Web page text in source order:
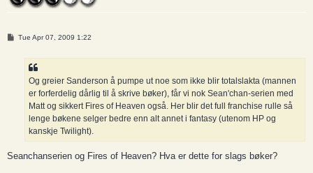
PTue Apr 07, 2009 1:22
Og greier Sanderson å pumpe ut noe som ikke blir totalslakta (mannen
er forferdelig dårlig til å skrive bøker), får vi nok Sean'chan-serien med
Matt og sikkert Fires of Heaven også. Her blir det full franchise rulle så
lenge bøkene selger bedre enn alt annet i fantasy (utenom HP og
kanskje Twilight).
Seanchanserien og Fires of Heaven? Hva er dette for slags bøker?